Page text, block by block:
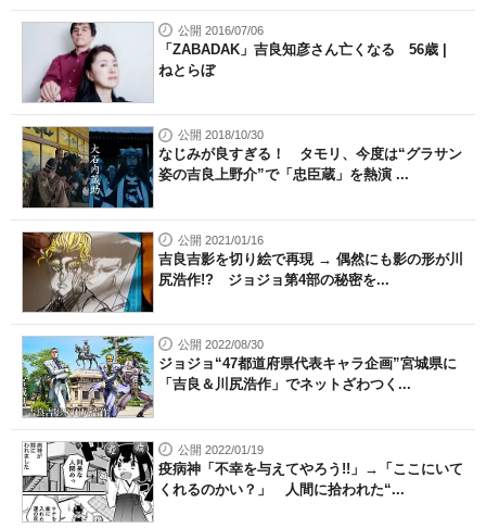
公開 2016/07/06
「ZABADAK」吉良知彦さん亡くなる 56歳 |
ねとらぼ
公開 2018/10/30
なじみが良すぎる！ タモリ、今度は“グラサン
姿の吉良上野介”で「忠臣蔵」を熱演 ...
公開 2021/01/16
吉良吉影を切り絵で再現 → 偶然にも影の形が川
尻浩作!? ジョジョ第4部の秘密を...
公開 2022/08/30
ジョジョ“47都道府県代表キャラ企画”宮城県に
「吉良＆川尻浩作」でネットざわつく...
公開 2022/01/19
疫病神「不幸を与えてやろう!!」→「ここにいて
くれるのかい？」 人間に拾われた“...